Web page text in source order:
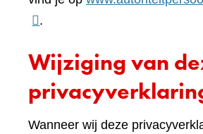
.
Wijziging van
Wanneer wij deze